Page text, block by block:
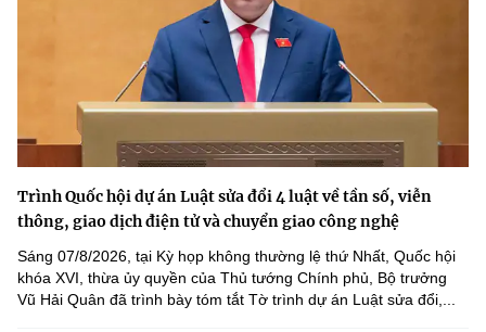
Trình Quốc hội dự án Luật sửa đổi 4 luật về tần số, viễn
thông, giao dịch điện tử và chuyển giao công nghệ
Sáng 07/8/2026, tại Kỳ họp không thường lệ thứ Nhất, Quốc hội
khóa XVI, thừa ủy quyền của Thủ tướng Chính phủ, Bộ trưởng
Vũ Hải Quân đã trình bày tóm tắt Tờ trình dự án Luật sửa đổi,...